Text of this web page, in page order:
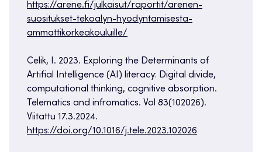
https://arene.fi/julkaisut/raportit/arenen-
suositukset-tekoalyn-hyodyntamisesta-
ammattikorkeakouluille/
Celik, I. 2023. Exploring the Determinants of
Artifial Intelligence (AI) literacy: Digital divide,
computational thinking, cognitive absorption.
Telematics and infromatics. Vol 83(102026).
Viitattu 17.3.2024.
https://doi.org/10.1016/j.tele.2023.102026